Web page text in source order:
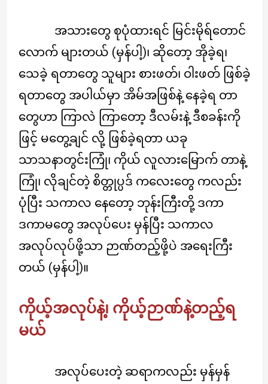
အသားတွေ စုပုံထားရင် မြင်းမိုရ်တောင်
လောက် များတယ် (မှန်ပါ့)၊ ဆိုတော့ အိုခဲ့ရ၊
သေခဲ့ ရတာတွေ သူများ စားဖတ်၊ ဝါးဖတ် ဖြစ်ခဲ့
ရတာတွေ အပါယ်မှာ အိမ်အဖြစ်နဲ့ နေခဲ့ရ တာ
တွေဟာ ကြာလဲ ကြာတော့ ဒီလမ်းနဲ့ ဒီစခန်းကို
ဖြင့် မတွေ့ချင် လို့ ဖြစ်ခဲ့ရတာ ယခု
သာသနာတွင်းကြုံ၊ ကိုယ် လူလားမြောက် တာနဲ့
ကြုံ၊ လိုချင်တဲ့ စိတ္တုပ္ပဒ် ကလေးတွေ ကလည်း
ပုံပြီး သကာလ နေတော့ ဘုန်းကြီးတို့ ဒကာ
ဒကာမတွေ အလုပ်ပေး မှန်ပြီး သကာလ
အလုပ်လုပ်ဖို့သာ ဉာဏ်တည့်ဖို့ပဲ အရေးကြီး
တယ် (မှန်ပါ့)။
ကိုယ့်အလုပ်နဲ့၊ ကိုယ့်ဉာဏ်နဲ့တည့်ရ
မယ်
အလုပ်ပေးတဲ့ ဆရာကလည်း မှန်မှန်